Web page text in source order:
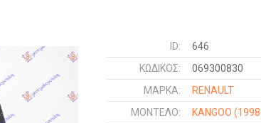
ID:
646
ΚΩΔΙΚΌΣ:
069300830
ΜΑΡΚΑ:
RENAULT
ΜΟΝΤΕΛΟ:
KANGOO